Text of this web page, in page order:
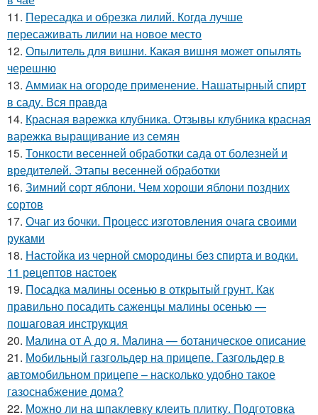
11. Пересадка и обрезка лилий. Когда лучше
пересаживать лилии на новое место
12. Опылитель для вишни. Какая вишня может опылять
черешню
13. Аммиак на огороде применение. Нашатырный спирт
в саду. Вся правда
14. Красная варежка клубника. Отзывы клубника красная
варежка выращивание из семян
15. Тонкости весенней обработки сада от болезней и
вредителей. Этапы весенней обработки
16. Зимний сорт яблони. Чем хороши яблони поздних
сортов
17. Очаг из бочки. Процесс изготовления очага своими
руками
18. Настойка из черной смородины без спирта и водки.
11 рецептов настоек
19. Посадка малины осенью в открытый грунт. Как
правильно посадить саженцы малины осенью —
пошаговая инструкция
20. Малина от А до я. Малина — ботаническое описание
21. Мобильный газгольдер на прицепе. Газгольдер в
автомобильном прицепе – насколько удобно такое
газоснабжение дома?
22. Можно ли на шпаклевку клеить плитку. Подготовка